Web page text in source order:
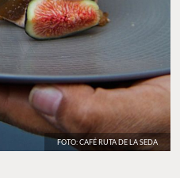
FOTO: CAFÉ RUTA DE LA SEDA